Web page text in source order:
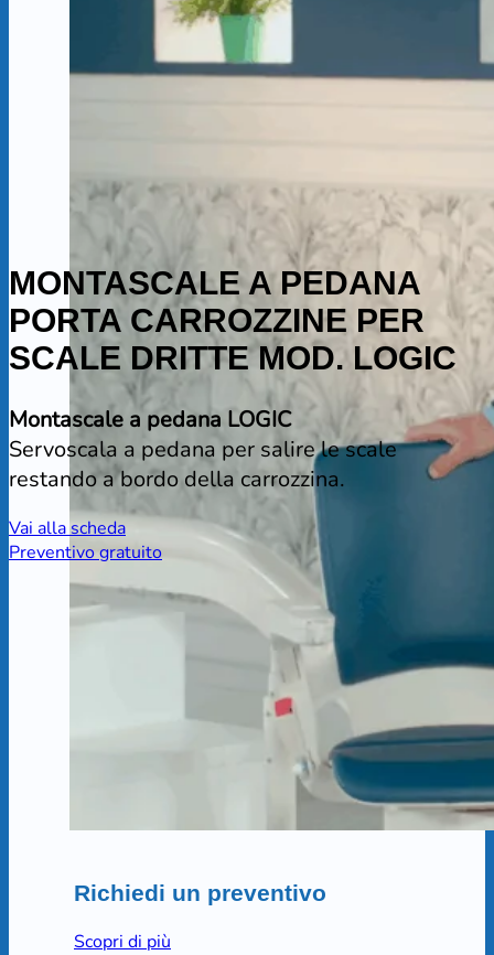
Richiedi un preventivo
Scopri di più
MONTASCALE A PEDANA
PORTA CARROZZINE PER
SCALE DRITTE MOD. LOGIC
Montascale a pedana LOGIC
Servoscala a pedana per salire le scale
restando a bordo della carrozzina.
Vai alla scheda
Preventivo gratuito